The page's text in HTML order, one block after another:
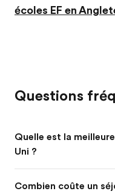
écoles EF en
Questions
Quelle est la
Uni ?
Combien coûte un